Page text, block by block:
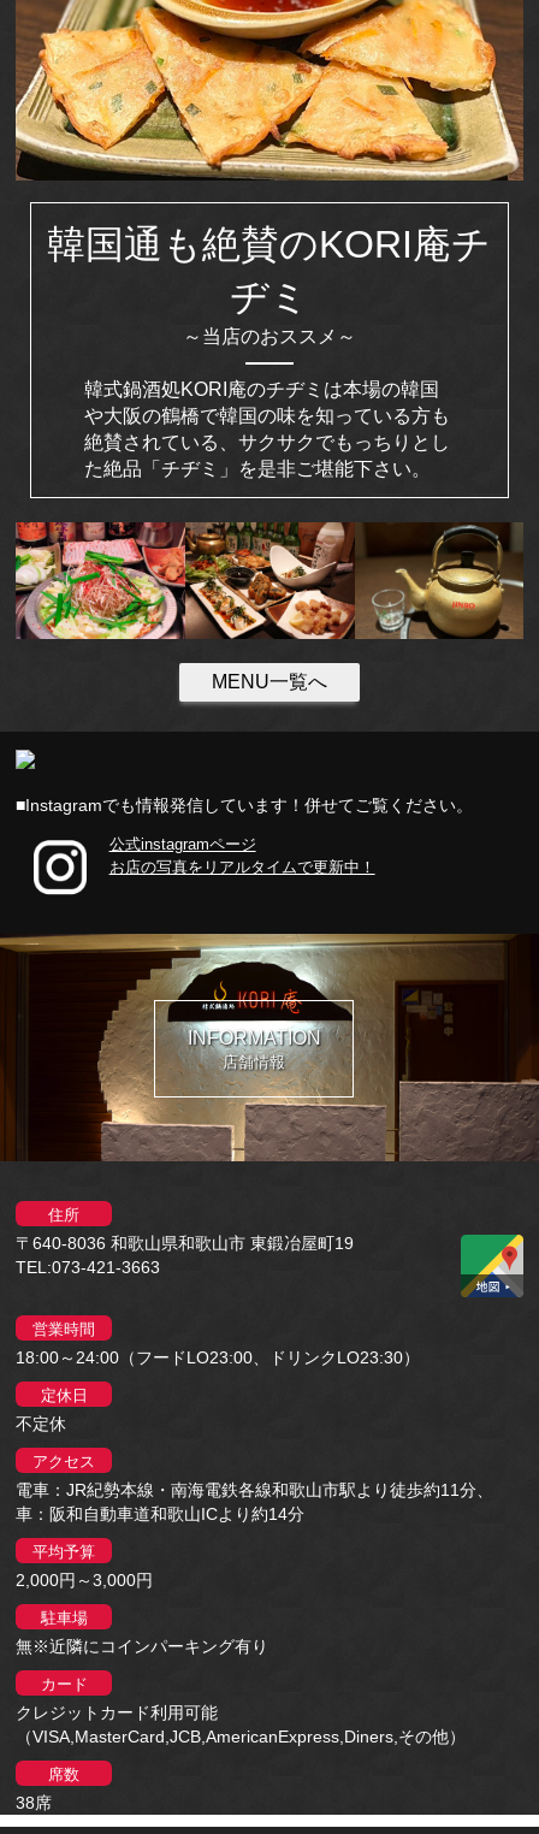
韓国通も絶賛のKORI庵チ
ヂミ
～当店のおススメ～
韓式鍋酒処KORI庵のチヂミは本場の韓国
や大阪の鶴橋で韓国の味を知っている方も
絶賛されている、サクサクでもっちりとし
た絶品「チヂミ」を是非ご堪能下さい。
MENU一覧へ
■Instagramでも情報発信しています！併せてご覧ください。
公式instagramページ
お店の写真をリアルタイムで更新中！
INFORMATION
店舗情報
住所
〒640-8036 和歌山県和歌山市 東鍛冶屋町19
TEL:073-421-3663
営業時間
18:00～24:00（フードLO23:00、ドリンクLO23:30）
定休日
不定休
アクセス
電車：JR紀勢本線・南海電鉄各線和歌山市駅より徒歩約11分、
車：阪和自動車道和歌山ICより約14分
平均予算
2,000円～3,000円
駐車場
無※近隣にコインパーキング有り
カード
クレジットカード利用可能
（VISA,MasterCard,JCB,AmericanExpress,Diners,その他）
席数
38席